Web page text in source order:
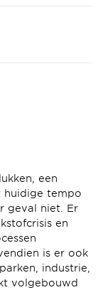
een
huidige tempo
geval niet. Er
en
is er ook
industrie,
volgebouwd